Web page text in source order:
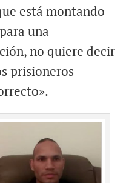
está montando
una
no quiere decir
prisioneros